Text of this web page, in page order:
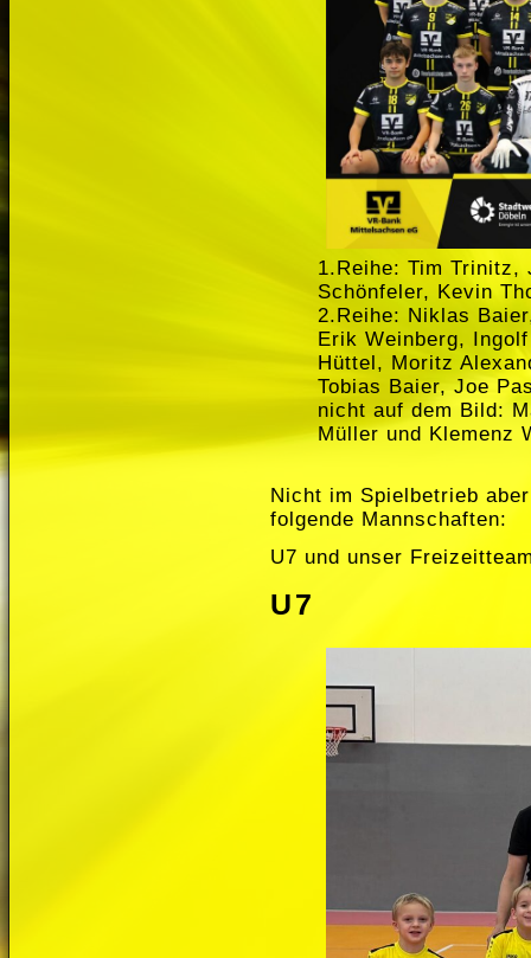
1.Reihe: Tim Trinitz,
Schönfeler, Kevin
2.Reihe: Niklas
Erik Weinberg,
Hüttel, Moritz
Tobias Baier, Joe
nicht auf dem Bild:
Müller und Klemenz
Nicht im Spielbetrieb
folgende Mannschaften:
U7 und unser
U7